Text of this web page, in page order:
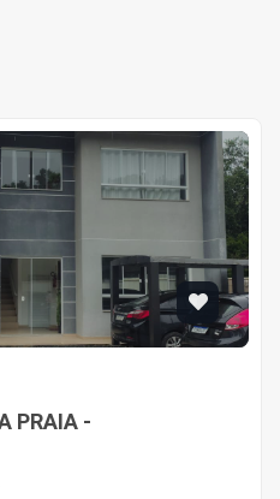
PRAIA -